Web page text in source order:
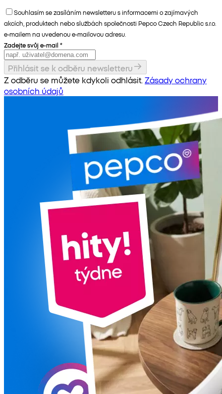
Souhlasím se zasíláním newsletteru s informacemi o zajímavých
akcích, produktech nebo službách společnosti Pepco Czech Republic s.r.o.
e-mailem na uvedenou e-mailovou adresu.
Zadejte svůj e-mail *
Přihlásit se k odběru newsletteru
Z odběru se můžete kdykoli odhlásit. Zásady ochrany
osobních údajů